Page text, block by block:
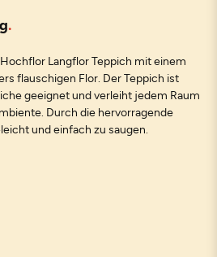
Langflor Teppich mit einem
flauschigen Flor. Der Teppich ist
geeignet und verleiht jedem Raum
Durch die hervorragende
und einfach zu saugen.